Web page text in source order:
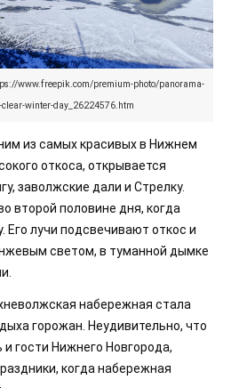
www.freepik.com/premium-photo/panorama-
winter-day_26224576.htm
из самых красивых в Нижнем
откоса, открывается
заволжские дали и Стрелку.
второй половине дня, когда
Его лучи подсвечивают откос и
светом, в туманной дымке
набережная стала
горожан. Неудивительно, что
гости Нижнего Новгорода,
когда набережная